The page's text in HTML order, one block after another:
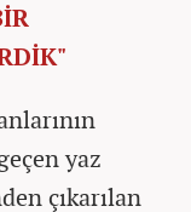
yaz
çıkarılan